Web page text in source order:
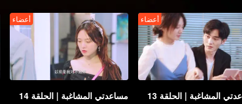
أعضاء
المشاغبة | الحلقة 13
أعضاء
مساعدتي المشاغبة | الحلقة 14